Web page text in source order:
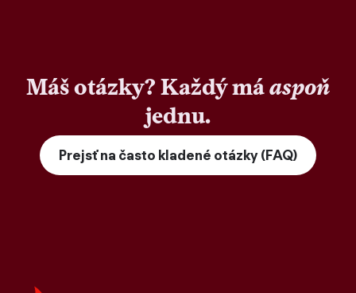
Máš otázky? Každý máaspoň
jednu.
Prejsť na často kladené otázky (FAQ)